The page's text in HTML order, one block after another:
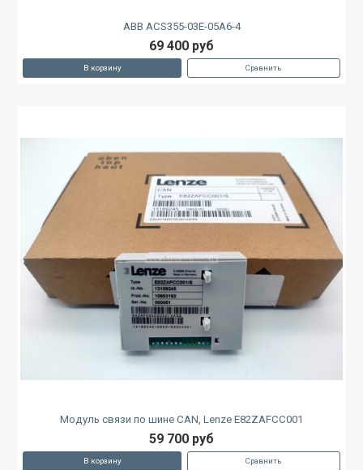
ABB ACS355-03E-05A6-4
69 400 руб
В корзину Сравнить
Модуль связи по шине CAN, Lenze E82ZAFCC001
59 700 руб
В корзину Сравнить